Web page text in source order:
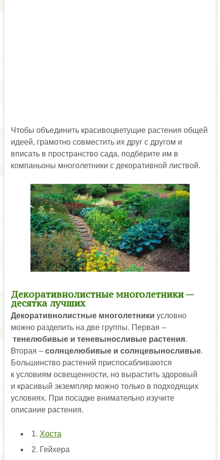
Чтобы объединить красивоцветущие растения общей
идеей, грамотно совместить их друг с другом и
вписать в пространство сада, подберите им в
компаньоны многолетники с декоративной листвой.
Декоративнолистные многолетники —
десятка лучших
Декоративнолистные многолетники условно
можно разделить на две группы. Первая –
тенелюбивые и теневыносливые растения.
Вторая – солнцелюбивые и солнцевыносливые.
Большинство растений приспосабливаются
к условиям освещенности, но вырастить здоровый
и красивый экземпляр можно только в подходящих
условиях. При посадке внимательно изучите
описание растения.
1. Хоста
2. Гейхера